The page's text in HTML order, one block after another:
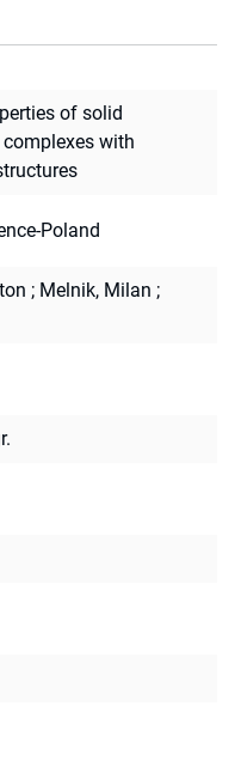
of solid
with
Poland
; Melnik, Milan ;